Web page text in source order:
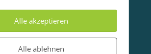
Alle akzeptieren
Alle ablehnen